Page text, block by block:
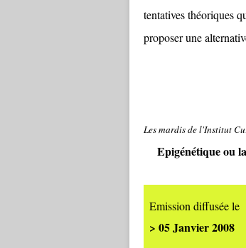
tentatives théoriques
proposer une
Les mardis de l'Institut
Epigénétique ou
Emission diffusée le
> 05 Janvier 2008